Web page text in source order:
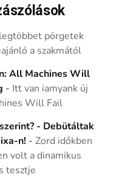
pörgetek
a szakmától
All Machines Will
- Itt van iamyank új
Will Fail
- Debütáltak
n! -Zord időkben
volt a dinamikus
tesztje